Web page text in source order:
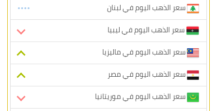
سعر الذهب اليوم في لبنان
سعر الذهب اليوم في ليبيا
سعر الذهب اليوم في ماليزيا
سعر الذهب اليوم في مصر
سعر الذهب اليوم في موريتانيا